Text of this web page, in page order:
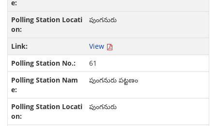
పుంగనురు
View
61
పుంగనురు పట్టణం
పుంగనురు